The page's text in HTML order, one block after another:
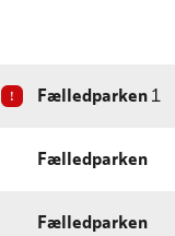
! Fælledparken 1
Fælledparken
Fælledparken